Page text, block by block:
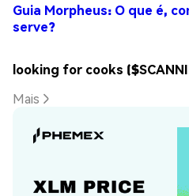
Guia Morpheus: O que é,
serve?
looking for cooks
Mais